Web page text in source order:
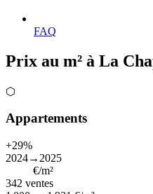
FAQ
Prix au m² à La
⬡
Appartements
+29%
2024→2025
€/m²
342 ventes